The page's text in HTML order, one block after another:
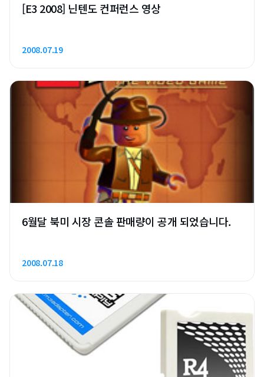
[E3 2008] 닌텐도 컨퍼런스 영상
2008.07.19
6월달 북미 시장 콘솔 판매량이 공개 되었습니다.
2008.07.18